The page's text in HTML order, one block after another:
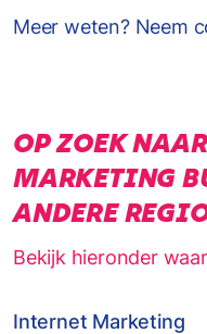
Meer weten? Neem
OP ZOEK
MARKETING
ANDERE
Bekijk hieronder
Internet Marketing